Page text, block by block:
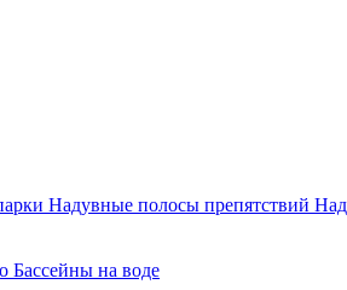
Надувные полосы препятствий
Бассейны на воде